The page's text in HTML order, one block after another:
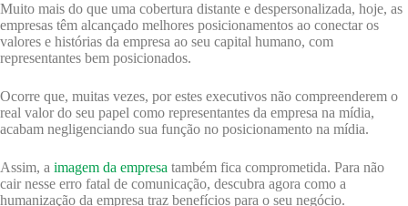
Muito mais do que uma cobertura distante e despersonalizada, hoje, as
empresas têm alcançado melhores posicionamentos ao conectar os
valores e histórias da empresa ao seu capital humano, com
representantes bem posicionados.
Ocorre que, muitas vezes, por estes executivos não compreenderem o
real valor do seu papel como representantes da empresa na mídia,
acabam negligenciando sua função no posicionamento na mídia.
Assim, a imagem da empresa também fica comprometida. Para não
cair nesse erro fatal de comunicação, descubra agora como a
humanização da empresa traz benefícios para o seu negócio.